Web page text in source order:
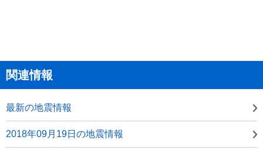
関連情報
最新の地震情報
2018年09月19日の地震情報